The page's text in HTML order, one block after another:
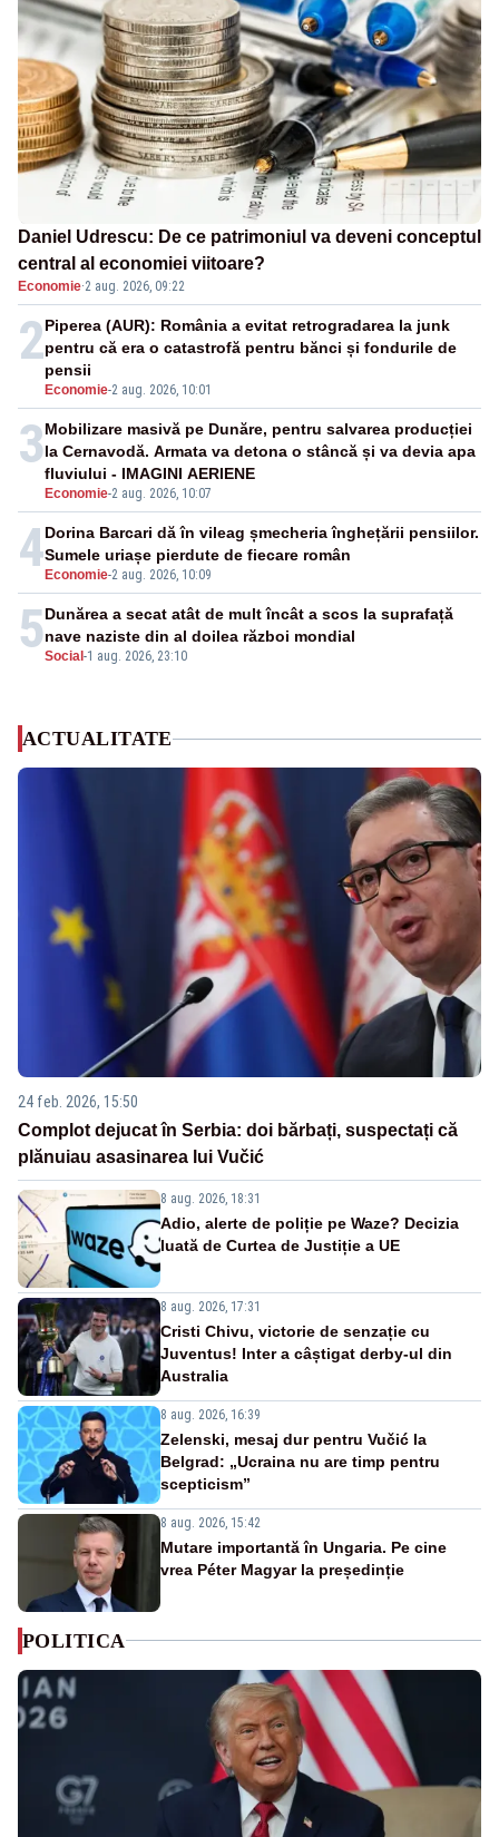
Daniel Udrescu: De ce patrimoniul va deveni conceptul
central al economiei viitoare?
Economie·2 aug. 2026, 09:22
2
Economie-2 aug. 2026, 10:01
Piperea (AUR): România a evitat retrogradarea la junk
pentru că era o catastrofă pentru bănci și fondurile de
pensii
3
Economie-2 aug. 2026, 10:07
Mobilizare masivă pe Dunăre, pentru salvarea producției
la Cernavodă. Armata va detona o stâncă și va devia apa
fluviului - IMAGINI AERIENE
4 Economie-2 aug. 2026, 10:09
Dorina Barcari dă în vileag șmecheria înghețării pensiilor.
Sumele uriașe pierdute de fiecare român
5Social -1 aug. 2026, 23:10
Dunărea a secat atât de mult încât a scos la suprafață
nave naziste din al doilea război mondial
ACTUALITATE
24 feb. 2026, 15:50
Complot dejucat în Serbia: doi bărbați, suspectați că
plănuiau asasinarea lui Vučić
8 aug. 2026, 18:31
Adio, alerte de poliție pe Waze? Decizia
luată de Curtea de Justiție a UE
8 aug. 2026, 17:31
Cristi Chivu, victorie de senzație cu
Juventus! Inter a câștigat derby-ul din
Australia
8 aug. 2026, 16:39
Zelenski, mesaj dur pentru Vučić la
Belgrad: „Ucraina nu are timp pentru
scepticism”
8 aug. 2026, 15:42
Mutare importantă în Ungaria. Pe cine
vrea Péter Magyar la președinție
POLITICA